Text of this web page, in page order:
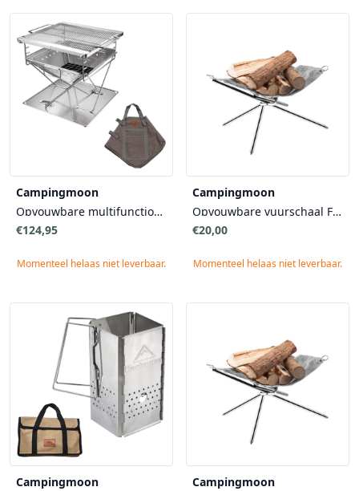
Campingmoon
Opvouwbare multifunctionele grill en firepit Medium MT-035
€124,95
Momenteel helaas niet leverbaar.
Campingmoon
Opvouwbare vuurschaal Firefly Small
€20,00
Momenteel helaas niet leverbaar.
Campingmoon
Campingmoon